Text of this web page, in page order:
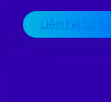
Liên hệ tư